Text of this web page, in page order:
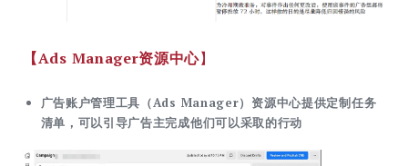
【Ads Manager资源中心】
广告账户管理工具（Ads Manager）资源中心提供定制任务
清单，可以引导广告主完成他们可以采取的行动